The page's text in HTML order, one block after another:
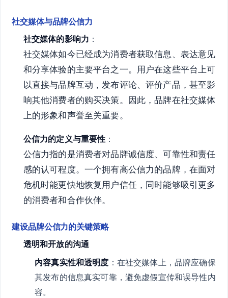
社交媒体与品牌公信力
社交媒体的影响力 ：
社交媒体如今已经成为消费者获取信息、表达意见
和分享体验的主要平台之一。用户在这些平台上可
以直接与品牌互动，发布评论、评价产品，甚至影
响其他消费者的购买决策。因此，品牌在社交媒体
上的形象和声誉至关重要。
公信力的定义与重要性 ：
公信力指的是消费者对品牌诚信度、可靠性和责任
感的认可程度。一个拥有高公信力的品牌，在面对
危机时能更快地恢复用户信任，同时能够吸引更多
的消费者和合作伙伴。
建设品牌公信力的关键策略
透明和开放的沟通
内容真实性和透明度 ：在社交媒体上，品牌应确保
其发布的信息真实可靠，避免虚假宣传和误导性内
容。